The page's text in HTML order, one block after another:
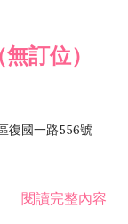
訂位）
復國一路556號
閱讀完整內容